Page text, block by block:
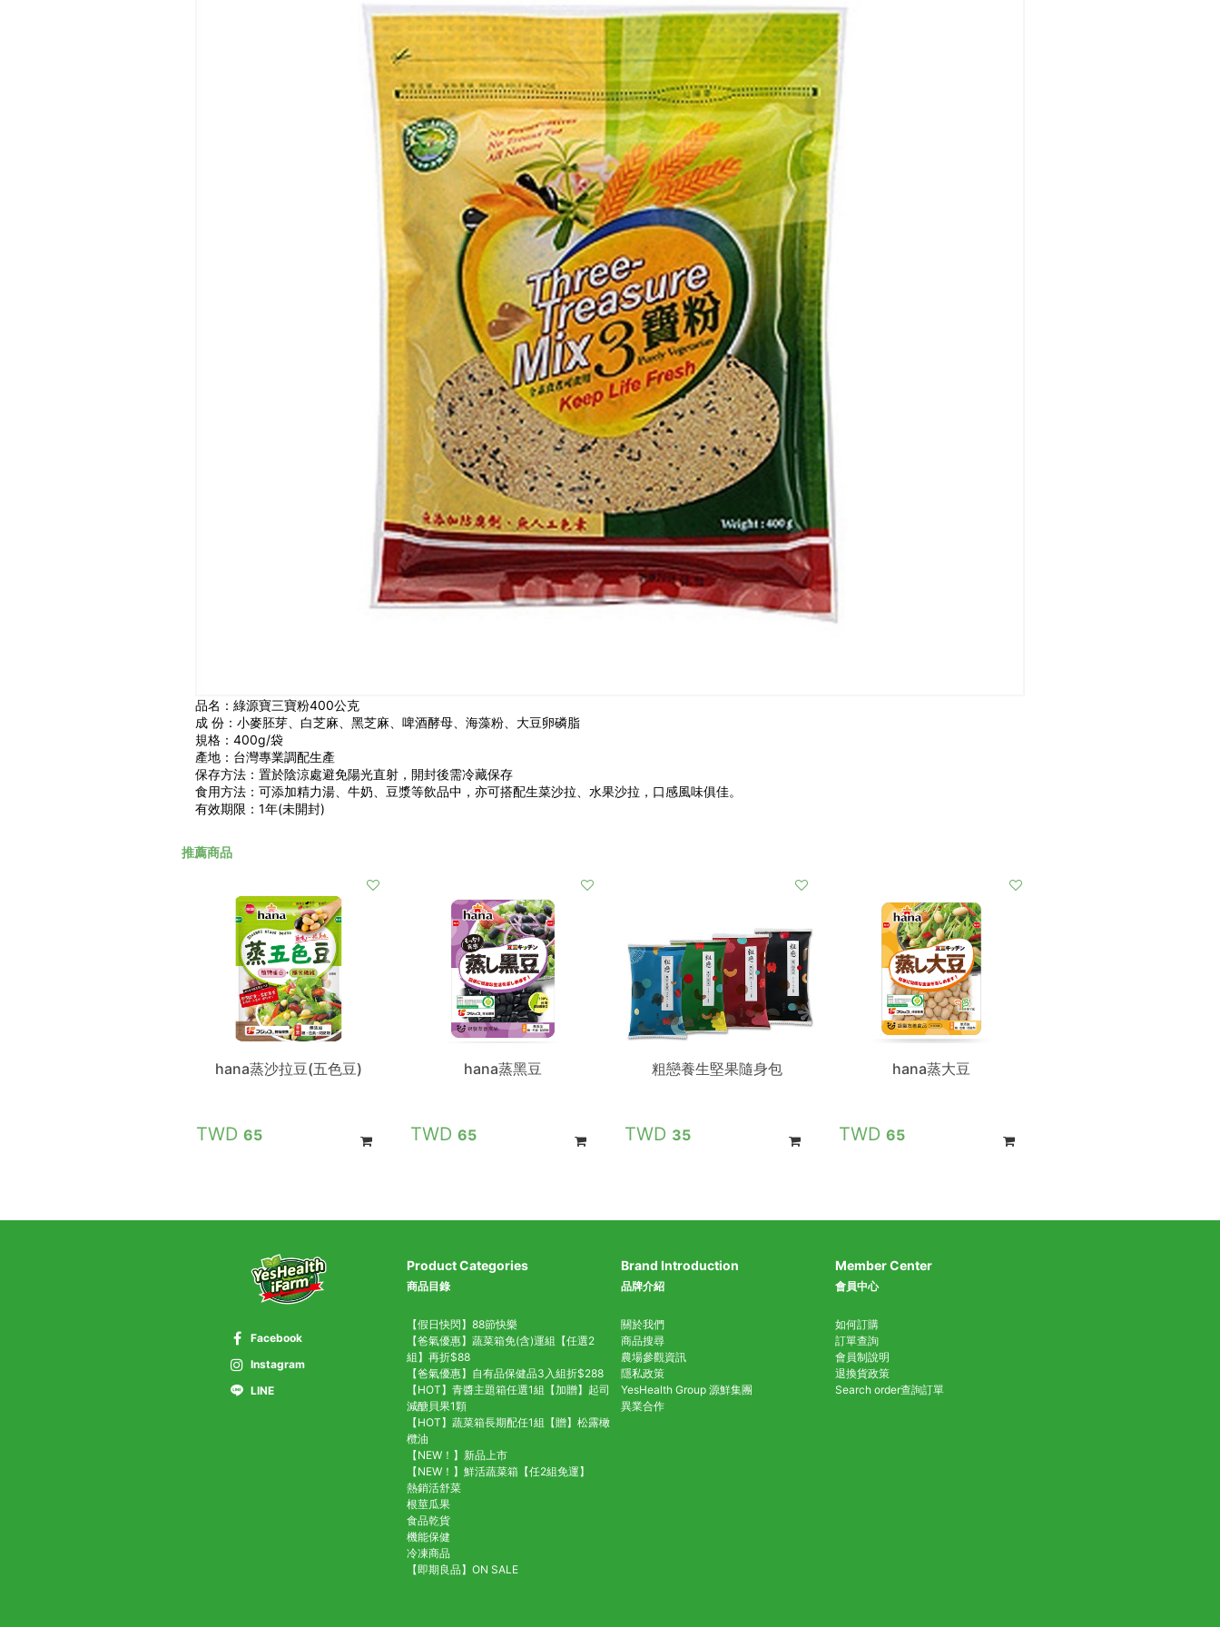
品名：綠源寶三寶粉400公克
成 份：小麥胚芽、白芝麻、黑芝麻、啤酒酵母、海藻粉、大豆卵磷脂
規格：400g/袋
產地：台灣專業調配生產
保存方法：置於陰涼處避免陽光直射，開封後需冷藏保存
食用方法：可添加精力湯、牛奶、豆漿等飲品中，亦可搭配生菜沙拉、水果沙拉，口感風味俱佳。
有效期限：1年(未開封)
推薦商品
hana蒸沙拉豆(五色豆)
65
hana蒸黑豆
65
粗戀養生堅果隨身包
35
hana蒸大豆
65
Facebook
Instagram
LINE
Product Categories
商品目錄
【假日快閃】88節快樂
【爸氣優惠】蔬菜箱免(含)運組【任選2
組】再折$88
【爸氣優惠】自有品保健品3入組折$288
【HOT】青醬主題箱任選1組【加贈】起司
減醣貝果1顆
【HOT】蔬菜箱長期配任1組【贈】松露橄
欖油
【NEW！】新品上市
【NEW！】鮮活蔬菜箱【任2組免運】
熱銷活舒菜
根莖瓜果
食品乾貨
機能保健
冷凍商品
【即期良品】ON SALE
Brand Introduction
品牌介紹
關於我們
商品搜尋
農場參觀資訊
隱私政策
YesHealth Group 源鮮集團
異業合作
Member Center
會員中心
如何訂購
訂單查詢
會員制說明
退換貨政策
Search order查詢訂單